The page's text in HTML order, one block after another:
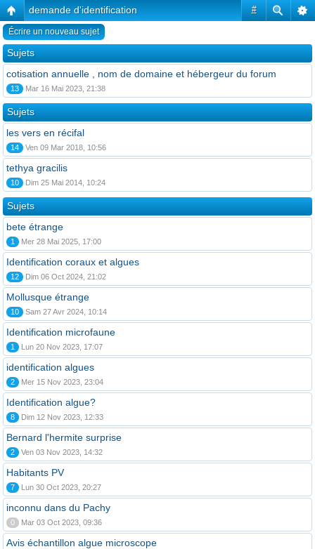
#
demande d'identification
Écrire un nouveau sujet
Sujets
cotisation annuelle , nom de domaine et hébergeur du forum
13 Mar 16 Mai 2023, 21:38
Sujets
les vers en récifal
14 Ven 09 Mar 2018, 10:56
tethya gracilis
10 Dim 25 Mai 2014, 10:24
Sujets
bete étrange
1 Mer 28 Mai 2025, 17:00
Identification coraux et algues
12 Dim 06 Oct 2024, 21:02
Mollusque étrange
10 Sam 27 Avr 2024, 10:14
Identification microfaune
1 Lun 20 Nov 2023, 17:07
identification algues
2 Mer 15 Nov 2023, 23:04
Identification algue?
8 Dim 12 Nov 2023, 12:33
Bernard l'hermite surprise
2 Ven 03 Nov 2023, 14:32
Habitants PV
7 Lun 30 Oct 2023, 20:27
inconnu dans du Pachy
0 Mar 03 Oct 2023, 09:36
Avis échantillon algue microscope